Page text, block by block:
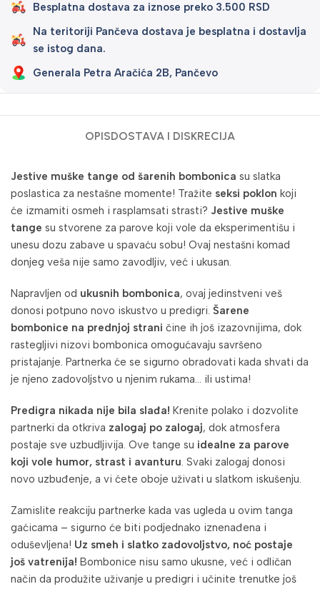
Besplatna dostava za iznose preko 3.500 RSD
Na teritoriji Pančeva dostava je besplatna i dostavlja
se istog dana.
Generala Petra Aračića 2B, Pančevo
OPISDOSTAVA I DISKRECIJA
Jestive muške tange od šarenih bombonica su slatka
poslastica za nestašne momente! Tražite seksi poklon koji
će izmamiti osmeh i rasplamsati strasti? Jestive muške
tange su stvorene za parove koji vole da eksperimentišu i
unesu dozu zabave u spavaću sobu! Ovaj nestašni komad
donjeg veša nije samo zavodljiv, već i ukusan.
Napravljen od ukusnih bombonica, ovaj jedinstveni veš
donosi potpuno novo iskustvo u predigri. Šarene
bombonice na prednjoj strani čine ih još izazovnijima, dok
rastegljivi nizovi bombonica omogućavaju savršeno
pristajanje. Partnerka će se sigurno obradovati kada shvati da
je njeno zadovoljstvo u njenim rukama… ili ustima!
Predigra nikada nije bila slađa! Krenite polako i dozvolite
partnerki da otkriva zalogaj po zalogaj, dok atmosfera
postaje sve uzbudljivija. Ove tange su idealne za parove
koji vole humor, strast i avanturu. Svaki zalogaj donosi
novo uzbuđenje, a vi ćete oboje uživati u slatkom iskušenju.
Zamislite reakciju partnerke kada vas ugleda u ovim tanga
gaćicama – sigurno će biti podjednako iznenađena i
oduševljena! Uz smeh i slatko zadovoljstvo, noć postaje
još vatrenija! Bombonice nisu samo ukusne, već i odličan
način da produžite uživanje u predigri i učinite trenutke još